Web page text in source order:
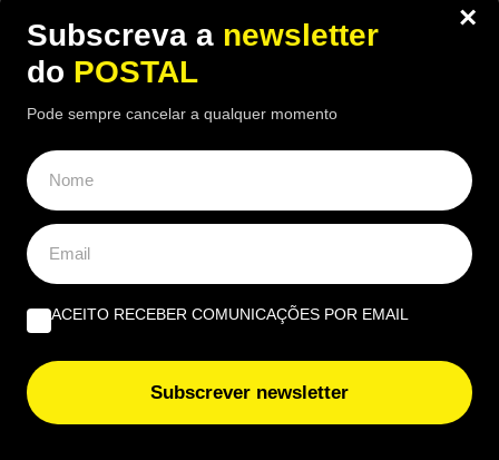
OPINIÃO
Do amor ao ódio vai apenas um passo | Por Henrique
Dias Freire
Albufeira, trânsito, ruído e equilíbrio | Por António
Nóbrega
| Por Virgílio Machado
×
Subscreva a newsletter
do POSTAL
Pode sempre cancelar a qualquer momento
ACEITO RECEBER COMUNICAÇÕES POR EMAIL
Subscrever newsletter